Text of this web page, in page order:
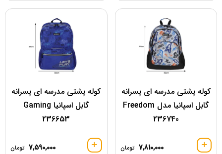
کوله پشتی مدرسه ای پسرانه
گابل اسپانیا مدل Freedom
236740
7,810,000 تومان
کوله پشتی مدرسه ای پسرانه
گابل اسپانیا Gaming
236653
7,590,000 تومان